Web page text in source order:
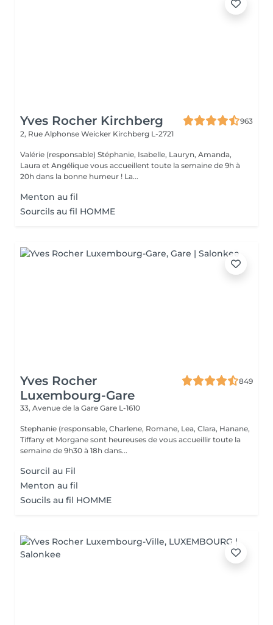
Yves Rocher Kirchberg
963
2, Rue Alphonse Weicker Kirchberg L-2721
Valérie (responsable) Stéphanie, Isabelle, Lauryn, Amanda,
Laura et Angélique vous accueillent toute la semaine de 9h à
20h dans la bonne humeur ! La...
Menton au fil
Sourcils au fil HOMME
Yves Rocher
Luxembourg-Gare
849
33, Avenue de la Gare Gare L-1610
Stephanie (responsable, Charlene, Romane, Lea, Clara, Hanane,
Tiffany et Morgane sont heureuses de vous accueillir toute la
semaine de 9h30 à 18h dans...
Sourcil au Fil
Menton au fil
Soucils au fil HOMME